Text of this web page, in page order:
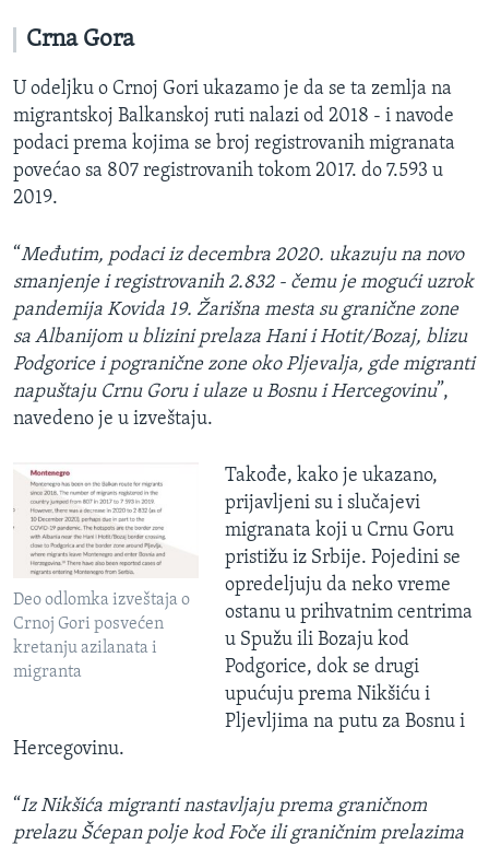
Crna Gora
U odeljku o Crnoj Gori ukazamo je da se ta zemlja na
migrantskoj Balkanskoj ruti nalazi od 2018 - i navode
podaci prema kojima se broj registrovanih migranata
povećao sa 807 registrovanih tokom 2017. do 7.593 u
2019.
“Međutim, podaci iz decembra 2020. ukazuju na novo
smanjenje i registrovanih 2.832 - čemu je mogući uzrok
pandemija Kovida 19. Žarišna mesta su granične zone
sa Albanijom u blizini prelaza Hani i Hotit/Bozaj, blizu
Podgorice i pogranične zone oko Pljevalja, gde migranti
napuštaju Crnu Goru i ulaze u Bosnu i Hercegovinu”,
navedeno je u izveštaju.
Deo odlomka izveštaja o
Crnoj Gori posvećen
kretanju azilanata i
migranta
Takođe, kako je ukazano,
prijavljeni su i slučajevi
migranata koji u Crnu Goru
pristižu iz Srbije. Pojedini se
opredeljuju da neko vreme
ostanu u prihvatnim centrima
u Spužu ili Bozaju kod
Podgorice, dok se drugi
upućuju prema Nikšiću i
Pljevljima na putu za Bosnu i
Hercegovinu.
“Iz Nikšića migranti nastavljaju prema graničnom
prelazu Šćepan polje kod Foče ili graničnim prelazima